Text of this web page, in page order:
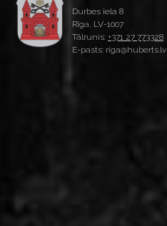
Durbes iela 8
Rīga, LV-1007
Tālrunis: +371 27 773328
E-pasts: riga@huberts.lv